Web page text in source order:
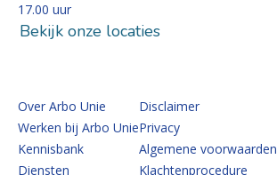
17.00 uur
Bekijk onze locaties
Over Arbo Unie
Werken bij Arbo Unie
Kennisbank
Diensten
Disclaimer
Privacy
Algemene voorwaarden
Klachtenprocedure